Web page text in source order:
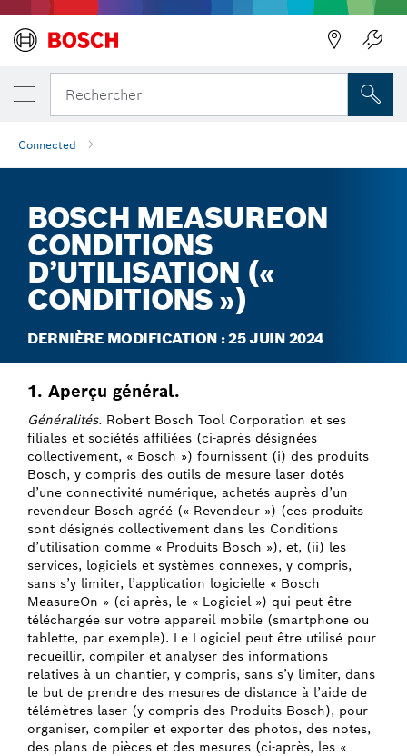
Rechercher
Connected
BOSCH MEASUREON
CONDITIONS
D’UTILISATION («
CONDITIONS »)
DERNIÈRE MODIFICATION : 25 JUIN 2024
1. Aperçu général.
Généralités. Robert Bosch Tool Corporation et ses
filiales et sociétés affiliées (ci-après désignées
collectivement, « Bosch ») fournissent (i) des produits
Bosch, y compris des outils de mesure laser dotés
d’une connectivité numérique, achetés auprès d’un
revendeur Bosch agréé (« Revendeur ») (ces produits
sont désignés collectivement dans les Conditions
d’utilisation comme « Produits Bosch »), et, (ii) les
services, logiciels et systèmes connexes, y compris,
sans s’y limiter, l’application logicielle « Bosch
MeasureOn » (ci-après, le « Logiciel ») qui peut être
téléchargée sur votre appareil mobile (smartphone ou
tablette, par exemple). Le Logiciel peut être utilisé pour
recueillir, compiler et analyser des informations
relatives à un chantier, y compris, sans s’y limiter, dans
le but de prendre des mesures de distance à l’aide de
télémètres laser (y compris des Produits Bosch), pour
organiser, compiler et exporter des photos, des notes,
des plans de pièces et des mesures (ci-après, les «